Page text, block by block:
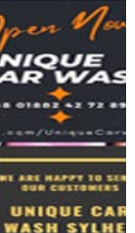
কা/রবারি...